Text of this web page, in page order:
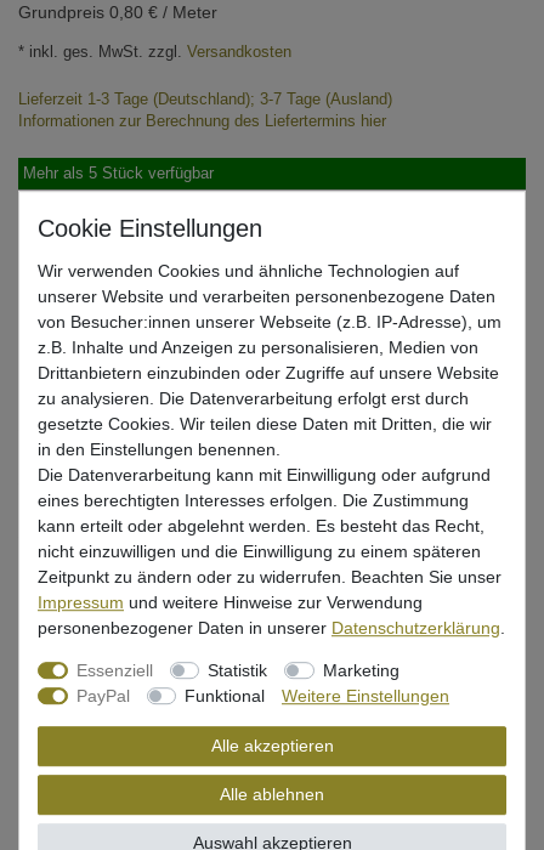
Grundpreis 0,80 € / Meter
* inkl. ges. MwSt. zzgl. Versandkosten
Lieferzeit 1-3 Tage (Deutschland); 3-7 Tage (Ausland)
Informationen zur Berechnung des Liefertermins hier
Mehr als 5 Stück verfügbar
In den Warenkorb
Wunschliste
Beschreibung
Bewertung
Produktsicherheit
Eine gute Vorfachschnur zum Wallerangeln
Tragkraft von 118kg
hohe Abriebsfestigkeit und Geschmeidigkeit
Wir verwenden Cookies und ähnliche Technologien auf
unserer Website und verarbeiten personenbezogene Daten
von Besucher:innen unserer Webseite (z.B. IP-Adresse), um
z.B. Inhalte und Anzeigen zu personalisieren, Medien von
Drittanbietern einzubinden oder Zugriffe auf unsere Website
zu analysieren. Die Datenverarbeitung erfolgt erst durch
gesetzte Cookies. Wir teilen diese Daten mit Dritten, die wir
in den Einstellungen benennen.
Die Datenverarbeitung kann mit Einwilligung oder aufgrund
eines berechtigten Interesses erfolgen. Die Zustimmung
kann erteilt oder abgelehnt werden. Es besteht das Recht,
nicht einzuwilligen und die Einwilligung zu einem späteren
Zeitpunkt zu ändern oder zu widerrufen. Beachten Sie unser
Impressum und weitere Hinweise zur Verwendung
personenbezogener Daten in unserer Daten­schutz­erklärung
Essenziell Statistik
Marketing
PayPal
Funktional Weitere Einstellungen
Alle akzeptieren
Alle ablehnen
Auswahl akzeptieren